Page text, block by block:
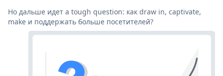
Но дальше идет a tough question: как draw in, captivate,
make и поддержать больше посетителей?